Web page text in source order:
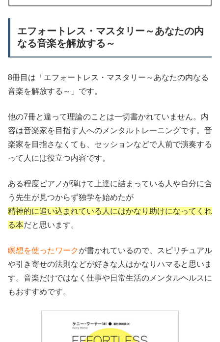
エフォートレス・マスタリー～あなたの内
なる音楽を解放する～
8冊目は「エフォートレス・マスタリー～あなたの内なる
音楽を解放する～」です。
他の7冊と違って理論のことは一切書かれていません。内
容は音楽家を目指す人へのメンタルトレーニングです。音
楽家を目指さなくても、セッションなどで人前で演奏する
って人には役立つ内容です。
ある程度ピアノが弾けて上達に詰まっている人や自分に合
う先生が見つからず独学を始めたが
精神的に追い込まれている人にはかなり助けになってくれ
る本だと思います。
瞑想を使ったワークが書かれているので、スピリチュアル
や引き寄せの法則などが好きな人はかなりハマると思いま
す。音楽だけではなく仕事や日常生活のメンタルヘルスに
もおすすめです。